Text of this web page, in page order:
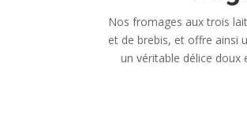
Nos fromages aux trois
et de brebis, et offre ainsi
un véritable délice doux